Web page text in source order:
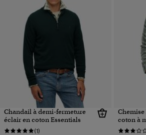
Chandail à demi-fermeture
éclair en coton Essentials
(1)
coton à